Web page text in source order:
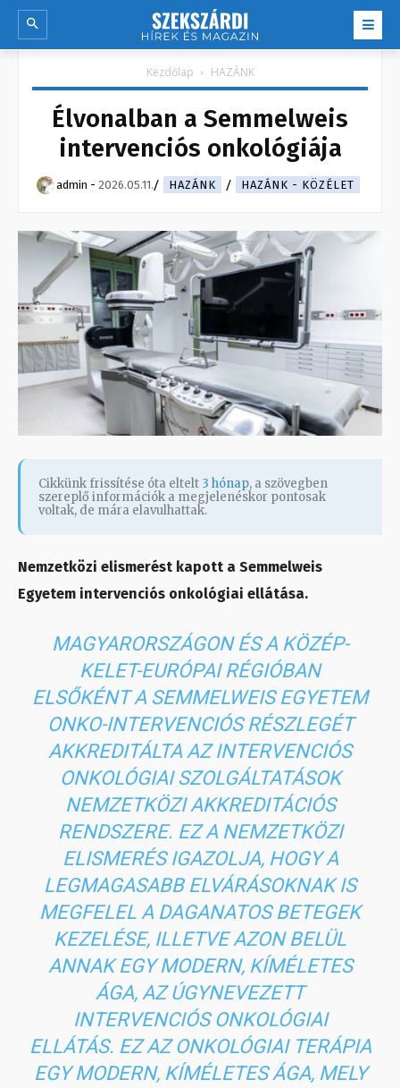
Kezdőlap HAZÁNK
Élvonalban a Semmelweis
intervenciós onkológiája
admin - 2026.05.11. HAZÁNK HAZÁNK - KÖZÉLET
Cikkünk frissítése óta eltelt 3 hónap, a szövegben
szereplő információk a megjelenéskor pontosak
voltak, de mára elavulhattak.
Nemzetközi elismerést kapott a Semmelweis
Egyetem intervenciós onkológiai ellátása.
MAGYARORSZÁGON ÉS A KÖZÉP-
KELET-EURÓPAI RÉGIÓBAN
ELSŐKÉNT A SEMMELWEIS EGYETEM
ONKO-INTERVENCIÓS RÉSZLEGÉT
AKKREDITÁLTA AZ INTERVENCIÓS
ONKOLÓGIAI SZOLGÁLTATÁSOK
NEMZETKÖZI AKKREDITÁCIÓS
RENDSZERE. EZ A NEMZETKÖZI
ELISMERÉS IGAZOLJA, HOGY A
LEGMAGASABB ELVÁRÁSOKNAK IS
MEGFELEL A DAGANATOS BETEGEK
KEZELÉSE, ILLETVE AZON BELÜL
ANNAK EGY MODERN, KÍMÉLETES
ÁGA, AZ ÚGYNEVEZETT
INTERVENCIÓS ONKOLÓGIAI
ELLÁTÁS. EZ AZ ONKOLÓGIAI TERÁPIA
EGY MODERN, KÍMÉLETES ÁGA, MELY